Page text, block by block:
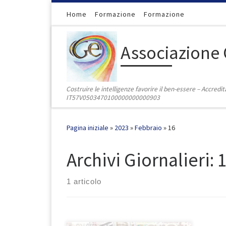
Passa al contenutoHome Formazione Formazione
Associazione
Costruire le intelligenze favorire il ben-essere –
IT57V0503470100000000000903
Pagina iniziale » 2023 »Febbraio »16
Archivi Giornalieri:
1 articolo